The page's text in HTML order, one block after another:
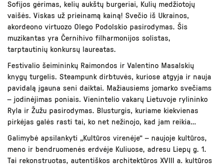
Sofijos gėrimas, kelių aukštų burgeriai, Kulių medžiotojų
vaišės. Viskas už prieinamą kainą! Svečio iš Ukrainos,
akordeono virtuozo Olego Podolskio pasirodymas. Šis
muzikantas yra Černihivo filharmonijos solistas,
tarptautinių konkursų laureatas.
Festivalio šeimininkų Raimondos ir Valentino Masalskių
knygų turgelis. Steampunk dirbtuvės, kuriose atgyja ir nauja
pavidalą įgauna seni daiktai. Mažiausiems jomarko svečiams
– jodinėjimas poniais. Vienintelio vakarų Lietuvoje rylininko
Ryla ir Žužu pasirodymas. Blusturgis, kuriame kiekvienas
pirkėjas galės rasti tai, ko net nežinojo, kad jam reikia…
Galimybė apsilankyti „Kultūros virenėje“ – naujoje kultūros,
meno ir bendruomenės erdvėje Kuliuose, adresu Liepų g. 1.
Tai rekonstruotas, autentiškos architektūros XVIII a. kultūros